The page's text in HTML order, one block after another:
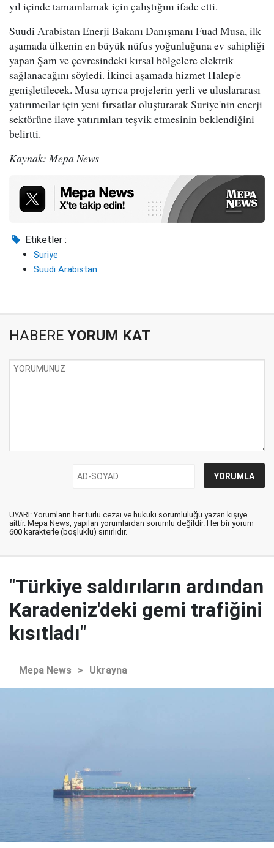
yıl içinde tamamlamak için çalıştığını ifade etti.
Suudi Arabistan Enerji Bakanı Danışmanı Fuad Musa, ilk
aşamada ülkenin en büyük nüfus yoğunluğuna ev sahipliği
yapan Şam ve çevresindeki kırsal bölgelere elektrik
sağlanacağını söyledi. İkinci aşamada hizmet Halep'e
genişletilecek. Musa ayrıca projelerin yerli ve uluslararası
yatırımcılar için yeni fırsatlar oluşturarak Suriye'nin enerji
sektörüne ilave yatırımları teşvik etmesinin beklendiğini
belirtti.
Kaynak: Mepa News
Etiketler :
Suriye
Suudi Arabistan
HABERE YORUM KAT
UYARI: Yorumların her türlü cezai ve hukuki sorumluluğu yazan kişiye
aittir. Mepa News, yapılan yorumlardan sorumlu değildir. Her bir yorum
600 karakterle (boşluklu) sınırlıdır.
"Türkiye saldırıların ardından
Karadeniz'deki gemi trafiğini
kısıtladı"
Mepa News > Ukrayna